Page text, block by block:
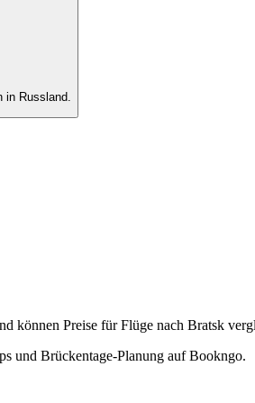
Russland.
können Preise für Flüge nach Bratsk
und Brückentage-Planung auf Bookngo.